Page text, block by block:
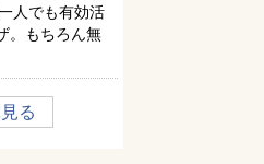
人でも有効活
。もちろん無
る